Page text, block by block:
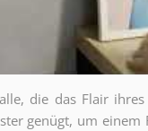
die das Flair
genügt, um